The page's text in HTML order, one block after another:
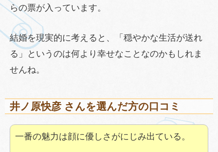
らの票が入っています。
結婚を現実的に考えると、「穏やかな生活が送れ
る」というのは何より幸せなことなのかもしれま
せんね。
井ノ原快彦 さんを選んだ方の口コミ
一番の魅力は顔に優しさがにじみ出ている。